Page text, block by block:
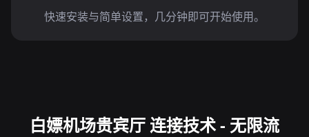
快速安装与简单设置，几分钟即可开始使用。
白嫖机场贵宾厅 连接技术 - 无限流